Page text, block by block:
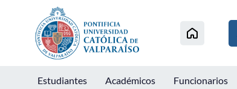
Click acá para ir directamente al contenido
Estudiantes Académicos Funcionarios